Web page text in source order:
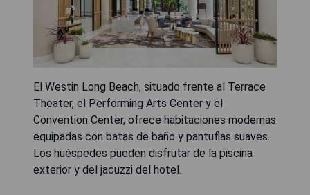
El Westin Long Beach, situado frente al Terrace
Theater, el Performing Arts Center y el
Convention Center, ofrece habitaciones modernas
equipadas con batas de baño y pantuflas suaves.
Los huéspedes pueden disfrutar de la piscina
exterior y del jacuzzi del hotel.